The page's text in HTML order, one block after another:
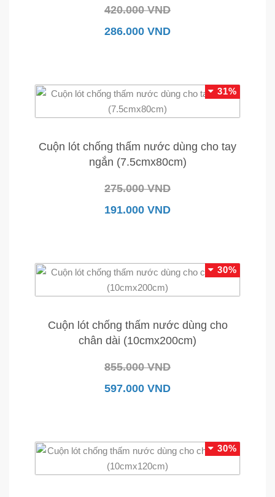
420.000 VND
286.000 VND
31%
Cuộn lót chống thấm nước dùng cho tay
ngắn (7.5cmx80cm)
275.000 VND
191.000 VND
30%
Cuộn lót chống thấm nước dùng cho
chân dài (10cmx200cm)
855.000 VND
597.000 VND
30%